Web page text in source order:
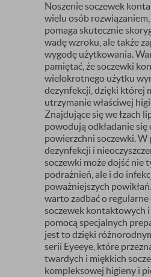
Noszenie soczewek
wielu osób
pomaga skutecznie
wadę wzroku, ale także
wygodę użytkowania.
pamiętać, że soczewki
wielokrotnego użytku
dezynfekcji, dzięki której
utrzymanie właściwej
Znajdujące się we łzach
powodują odkładanie się
powierzchni soczewki. W
dezynfekcji i
soczewki może dojść nie
podrażnień, ale i do
poważniejszych
warto zadbać o regularne
soczewek kontaktowych i
pomocą specjalnych
jest to dzięki
serii Eyeeye, które
twardych i miękkich
kompleksowej higieny i